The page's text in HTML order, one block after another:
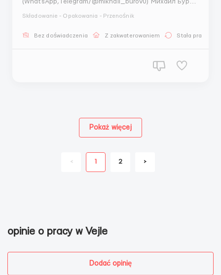
(WhatsApp,Telegram/@mikhail_burov0) Михаил Буров
В г. Вайле на завод по производству молочной
сыров. Возраст от 18 до 55 лет. Обязанности:
Składowanie - Opakowania - Przenośnik
Bez doświadczenia Z zakwaterowaniem Stała praca
< 1 2 >
Pokaż więcej
opinie o pracy w Vejle
Dodać opinię